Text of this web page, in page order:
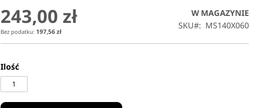
243,00 zł
197,56 zł
W MAGAZYNIE
SKU
MS140X060
Ilość